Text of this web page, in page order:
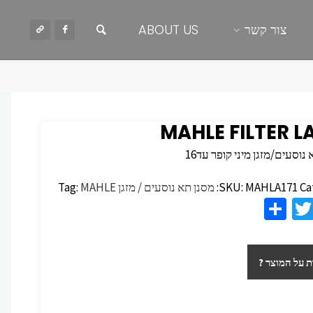
צור קשר ABOUT US
MAHLE FILTER
מזגן מיני קופר עד16
SKU: MAHLA171 מסנן תא נוסעים / מזגן Tag: MAHLE
T
tt
er
ar
eעל המוצר ?